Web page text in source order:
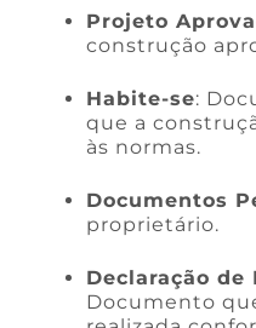
Projeto
construção
Habite-se:
que a
às normas.
Documentos
proprietário.
Declaração de
Documento